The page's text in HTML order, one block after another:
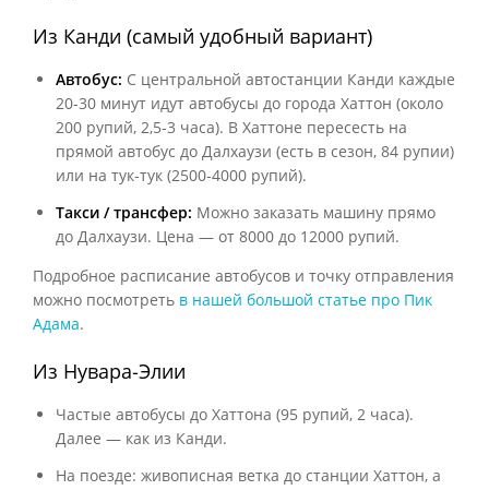
Из Канди (самый удобный вариант)
Автобус: С центральной автостанции Канди каждые
20‑30 минут идут автобусы до города Хаттон (около
200 рупий, 2,5‑3 часа). В Хаттоне пересесть на
прямой автобус до Далхаузи (есть в сезон, 84 рупии)
или на тук‑тук (2500‑4000 рупий).
Такси / трансфер: Можно заказать машину прямо
до Далхаузи. Цена — от 8000 до 12000 рупий.
Подробное расписание автобусов и точку отправления
можно посмотреть в нашей большой статье про Пик
Адама.
Из Нувара‑Элии
Частые автобусы до Хаттона (95 рупий, 2 часа).
Далее — как из Канди.
На поезде: живописная ветка до станции Хаттон, а